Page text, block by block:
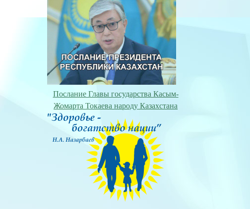
Послание Главы государства Касым-
Жомарта Токаева народу Казахстана